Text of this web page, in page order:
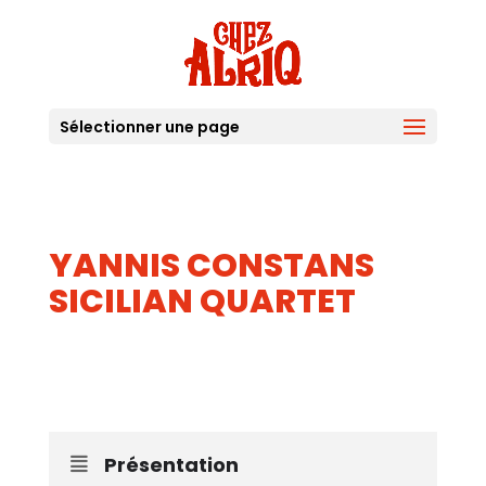
Sélectionner une page
YANNIS CONSTANS
SICILIAN QUARTET
Présentation